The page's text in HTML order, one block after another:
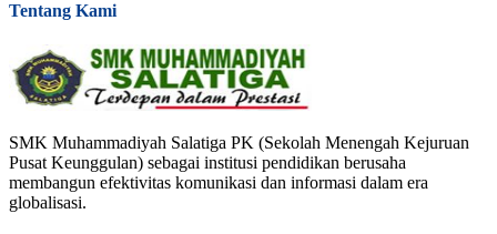
Tentang Kami
SMK Muhammadiyah Salatiga PK (Sekolah Menengah Kejuruan
Pusat Keunggulan) sebagai institusi pendidikan berusaha
membangun efektivitas komunikasi dan informasi dalam era
globalisasi.